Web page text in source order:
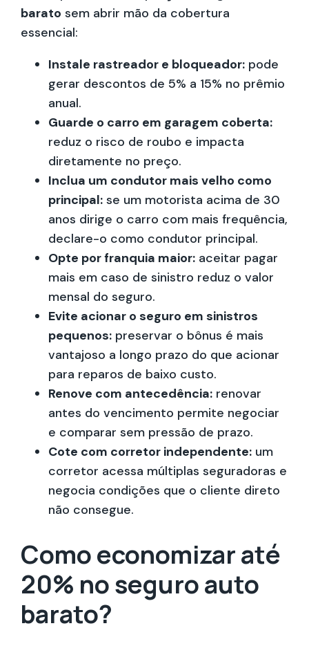
barato sem abrir mão da cobertura
essencial:
Instale rastreador e bloqueador: pode
gerar descontos de 5% a 15% no prêmio
anual.
Guarde o carro em garagem coberta:
reduz o risco de roubo e impacta
diretamente no preço.
Inclua um condutor mais velho como
principal: se um motorista acima de 30
anos dirige o carro com mais frequência,
declare-o como condutor principal.
Opte por franquia maior: aceitar pagar
mais em caso de sinistro reduz o valor
mensal do seguro.
Evite acionar o seguro em sinistros
pequenos: preservar o bônus é mais
vantajoso a longo prazo do que acionar
para reparos de baixo custo.
Renove com antecedência: renovar
antes do vencimento permite negociar
e comparar sem pressão de prazo.
Cote com corretor independente: um
corretor acessa múltiplas seguradoras e
negocia condições que o cliente direto
não consegue.
Como economizar até
20% no seguro auto
barato?